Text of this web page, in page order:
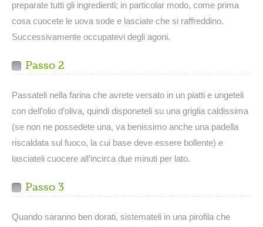
preparate tutti gli ingredienti; in particolar modo, come prima
cosa cuocete le uova sode e lasciate che si raffreddino.
Successivamente occupatevi degli agoni.
Passo 2
Passateli nella farina che avrete versato in un piatti e ungeteli
con dell’olio d’oliva, quindi disponeteli su una griglia caldissima
(se non ne possedete una, va benissimo anche una padella
riscaldata sul fuoco, la cui base deve essere bollente) e
lasciateli cuocere all’incirca due minuti per lato.
Passo 3
Quando saranno ben dorati, sistemateli in una pirofila che